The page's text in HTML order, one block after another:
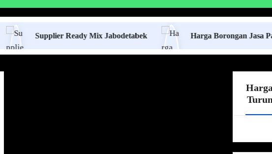
Supplier Ready Mix Jabodetabek Harga Borongan Jasa Pasang